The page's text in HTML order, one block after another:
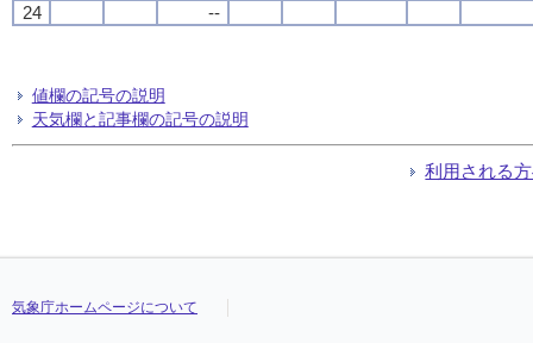
24
--
値欄の記号の説明
天気欄と記事欄の記号の説明
利用される
気象庁ホームページについて